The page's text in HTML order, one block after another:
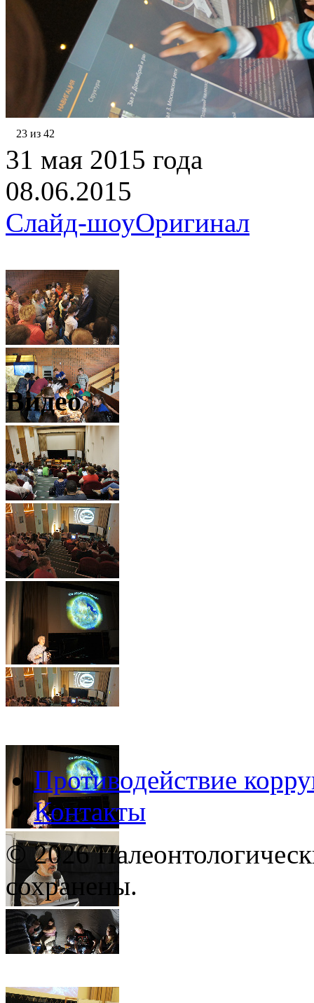
23 из 42
31 мая 2015 года
08.06.2015
Слайд-шоуОригинал
Видео
Противодействие
Контакты
© 2026
сохранены.